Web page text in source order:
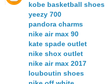
kobe basketball shoes
yeezy 700
pandora charms
nike air max 90
kate spade outlet
nike shox outlet
nike air max 2017
louboutin shoes